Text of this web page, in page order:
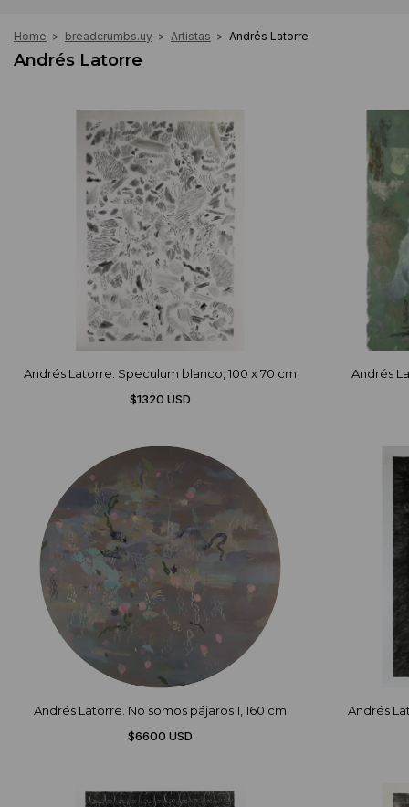
Home > breadcrumbs.uy > Artistas > Andrés Latorre
Andrés Latorre
Andrés Latorre. Speculum blanco, 100 x 70 cm
$1320 USD
Andrés
Andrés Latorre. No somos pájaros 1, 160 cm
$6600 USD
Andrés